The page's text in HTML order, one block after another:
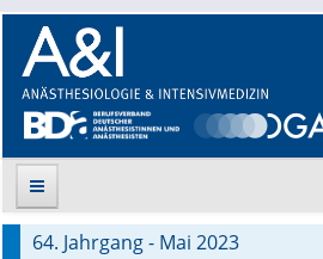
Suche
64. Jahrgang - Mai 2023